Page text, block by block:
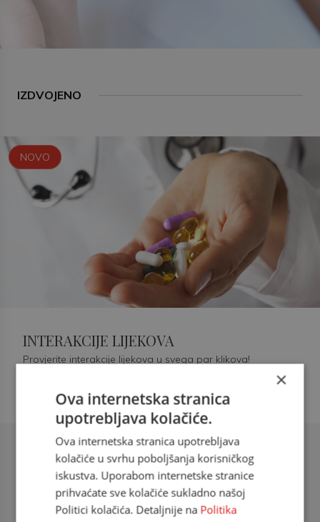
IZDVOJENO
Šećerna bolest tip 2 = kardiovaskularna
doc. dr. sc. Višnja Kokić Maleš,
dr.med., specijalististica
NOVO
INTERAKCIJE LIJEKOVA
Provjerite interakcije lijekova u svega par klikova!
×
Ova internetska stranica
upotrebljava kolačiće.
Ova internetska stranica upotrebljava
kolačiće u svrhu poboljšanja korisničkog
iskustva. Uporabom internetske stranice
prihvaćate sve kolačiće sukladno našoj
Politici kolačića. Detaljnije na Politika